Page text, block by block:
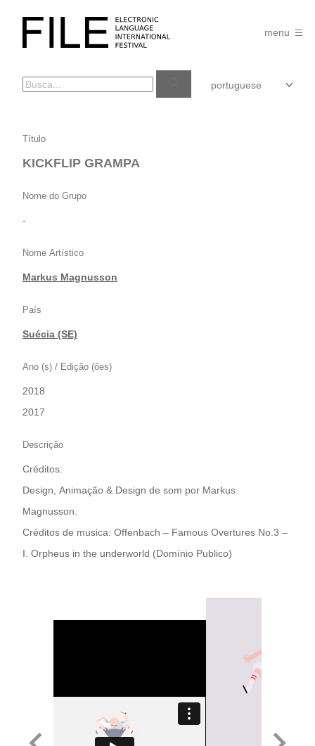
FILE
FESTIVAL
menu
KICKFLIP
GRAMPA
Título
KICKFLIP GRAMPA
Nome do Grupo
-
Nome Artístico
Markus Magnusson
País
Suécia (SE)
Ano (s) / Edição (ões)
2018
|2017
Descrição
Créditos:
Design, Animação & Design de som por Markus
Magnusson.
Créditos de musica: Offenbach – Famous Overtures No.3 –
I. Orpheus in the underworld (Domínio Publico)